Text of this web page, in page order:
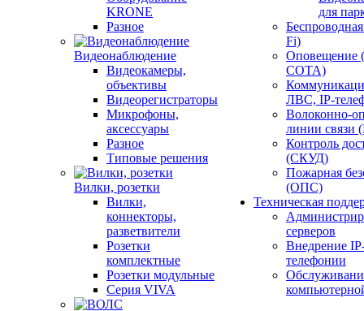
KRONE
Разное
Видеонаблюдение
Видеокамеры,
объективы
Видеорегистраторы
Микрофоны,
аксессуары
Разное
Типовые решения
Вилки, розетки
Вилки,
коннекторы,
разветвители
Розетки
комплектные
Розетки модульные
Серия VIVA
для
Fi)
СОТА)
ЛВС, IP-
Волоконно-
линии
Контроль
(СКУД)
Пожарная
(ОПС)
Техническая
серверов
Внедрение
телефонии